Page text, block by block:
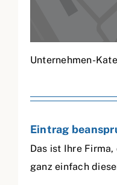
Unternehmen-
Eintrag
Das ist Ihre
ganz einfach